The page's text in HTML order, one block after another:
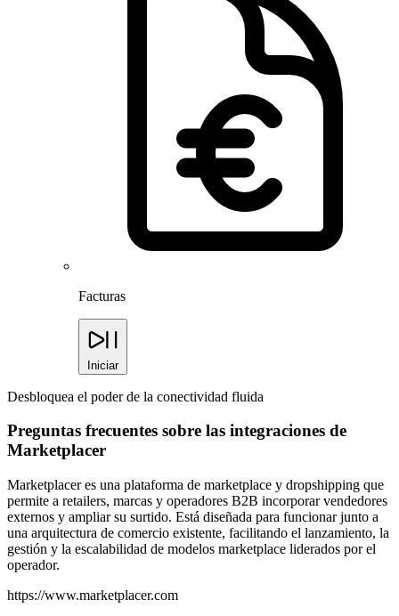
Facturas
Iniciar
Desbloquea el poder de la conectividad fluida
Preguntas frecuentes sobre las integraciones de
Marketplacer
Marketplacer es una plataforma de marketplace y dropshipping que
permite a retailers, marcas y operadores B2B incorporar vendedores
externos y ampliar su surtido. Está diseñada para funcionar junto a
una arquitectura de comercio existente, facilitando el lanzamiento, la
gestión y la escalabilidad de modelos marketplace liderados por el
operador.
https://www.marketplacer.com